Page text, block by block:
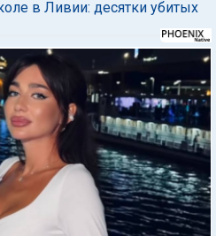
в Ливии: десятки убитых